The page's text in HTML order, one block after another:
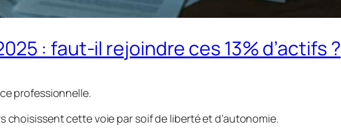
: faut-il rejoindre ces 13% d’actifs ?
professionnelle.
cette voie par soif de liberté et d’autonomie.